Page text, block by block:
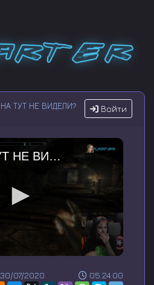
Войти
ТУТ НЕ ВИДЕЛИ?
ДРАКОНА ТУТ НЕ ВИДЕЛИ?
05:24:00
07/2020